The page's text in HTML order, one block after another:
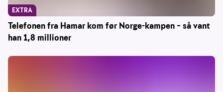
Telefonen fra Hamar kom før Norge-kampen – så vant
han 1,8 millioner
EXTRA